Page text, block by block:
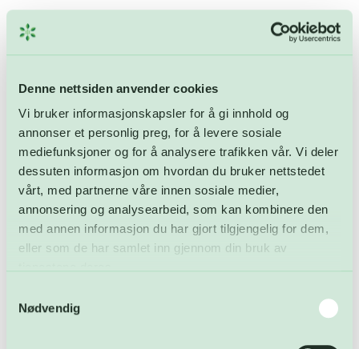
Denne nettsiden anvender cookies
Vi bruker informasjonskapsler for å gi innhold og
annonser et personlig preg, for å levere sosiale
mediefunksjoner og for å analysere trafikken vår. Vi deler
dessuten informasjon om hvordan du bruker nettstedet
vårt, med partnerne våre innen sosiale medier,
annonsering og analysearbeid, som kan kombinere den
med annen informasjon du har gjort tilgjengelig for dem,
eller som de har samlet inn gjennom din bruk av
Nødvendig
3. juli markeres internasjonal plastposefri dag – solid
nedgang
avfallsforbrenningsanlegget
Åpnet FARA: – En skikkelig drittdag
Åpningstider i mai – og gratulerer med dagen!
Kategorier
FARA